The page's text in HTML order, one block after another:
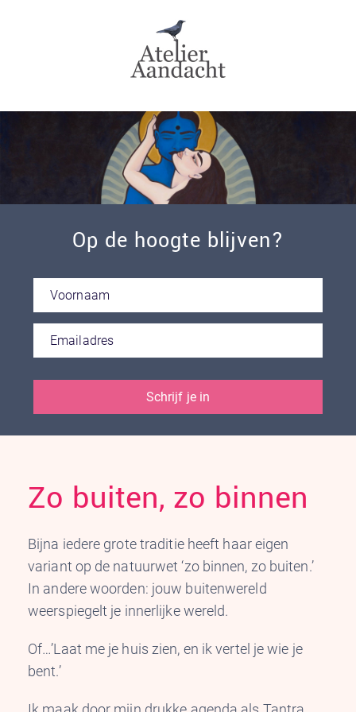
Op de hoogte blijven?
Zo buiten, zo binnen
Bijna iedere grote traditie heeft haar eigen
variant op de natuurwet ‘zo binnen, zo buiten.’
In andere woorden: jouw buitenwereld
weerspiegelt je innerlijke wereld.
Of…’Laat me je huis zien, en ik vertel je wie je
bent.’